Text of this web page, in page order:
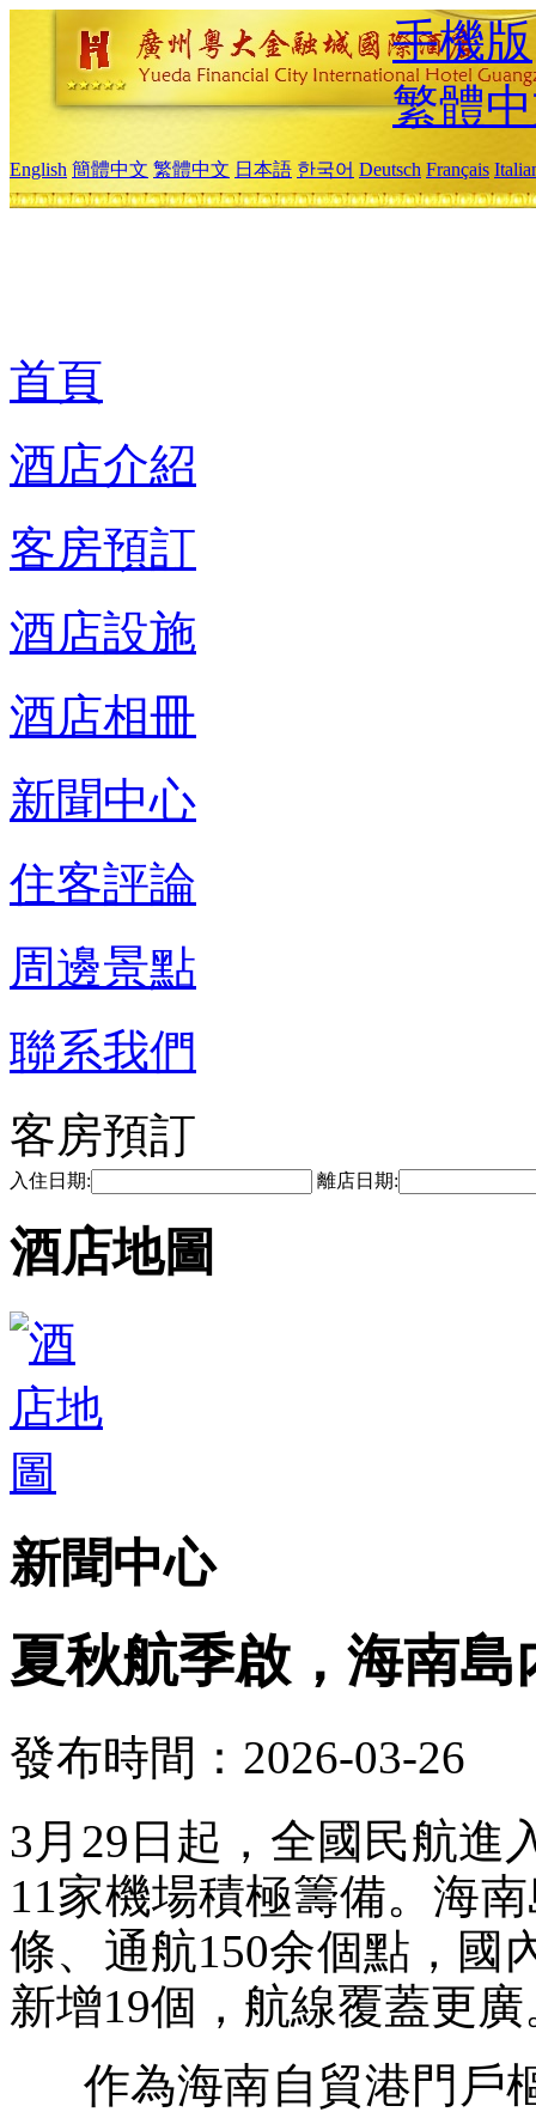
手機版
繁體
English 簡體中文 繁體中文 日本語 한국어 Deutsch Français
首頁
酒店介紹
客房預訂
酒店設施
酒店相冊
新聞中心
住客評論
周邊景點
聯系我們
客房預訂
入住日期: 離店日期:
酒店地圖
新聞中心
夏秋航季啟，海南
發布時間：2026-03-26
3月29日起，全國民航進
11家機場積極籌備。海
條、通航150余個點，國
新增19個，航線覆蓋更廣
作為海南自貿港門戶